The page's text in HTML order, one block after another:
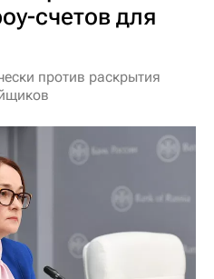
счетов для
против раскрытия